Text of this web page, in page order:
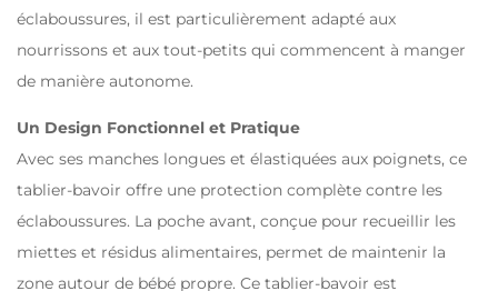
éclaboussures, il est particulièrement adapté aux
nourrissons et aux tout-petits qui commencent à manger
de manière autonome.
Un Design Fonctionnel et Pratique
Avec ses manches longues et élastiquées aux poignets, ce
tablier-bavoir offre une protection complète contre les
éclaboussures. La poche avant, conçue pour recueillir les
miettes et résidus alimentaires, permet de maintenir la
zone autour de bébé propre. Ce tablier-bavoir est